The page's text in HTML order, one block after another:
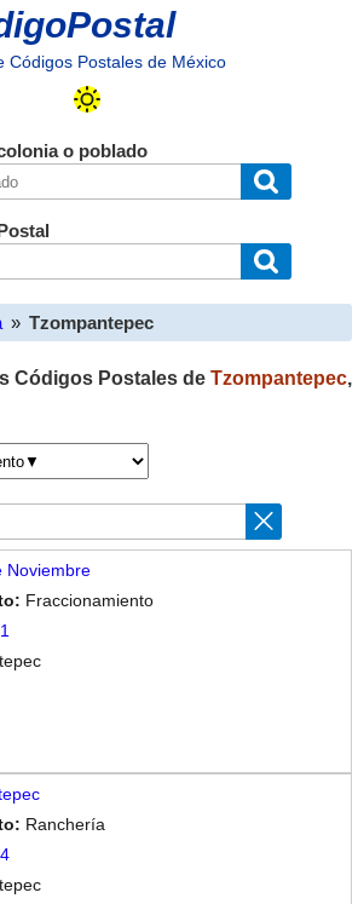
Códigos Postales de México
o poblado
» Tzompantepec
Códigos Postales de Tzompantepec,
Noviembre
Fraccionamiento
Ranchería